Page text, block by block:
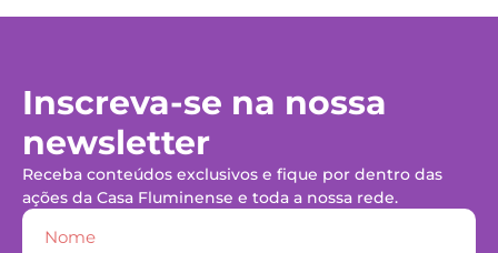
Inscreva-se na nossa
newsletter
Receba conteúdos exclusivos e fique por dentro das
ações da Casa Fluminense e toda a nossa rede.